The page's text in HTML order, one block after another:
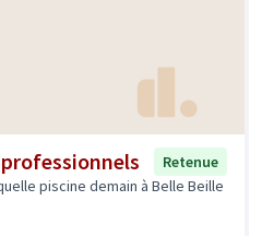
Retenue
piscine demain à Belle Beille